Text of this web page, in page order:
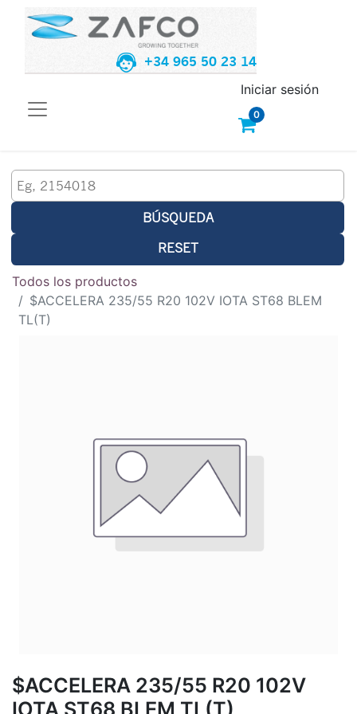
+34 965 50 23 14
0
Iniciar sesión
BÚSQUEDA
RESET
Todos los productos
$ACCELERA 235/55 R20 102V IOTA ST68 BLEM
TL(T)
$ACCELERA 235/55 R20 102V
IOTA ST68 BLEM TL(T)